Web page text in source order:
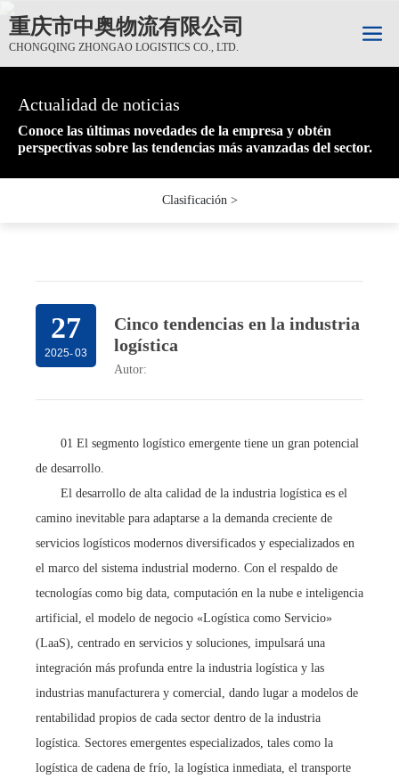
重庆市中奥物流有限公司
CHONGQING ZHONGAO LOGISTICS CO., LTD.
Actualidad de noticias
Conoce las últimas novedades de la empresa y obtén
perspectivas sobre las tendencias más avanzadas del sector.
Actualidad de noticias
Conoce las últimas novedades de la empresa y obtén
perspectivas sobre las tendencias más avanzadas del sector.
Actualidad de noticias
Conoce las últimas novedades de la empresa y obtén
perspectivas sobre las tendencias más avanzadas del sector.
Clasificación >
27
2025-03
Cinco tendencias en la industria
logística
Autor:
01 El segmento logístico emergente tiene un gran potencial
de desarrollo.
El desarrollo de alta calidad de la industria logística es el
camino inevitable para adaptarse a la demanda creciente de
servicios logísticos modernos diversificados y especializados en
el marco del sistema industrial moderno. Con el respaldo de
tecnologías como big data, computación en la nube e inteligencia
artificial, el modelo de negocio «Logística como Servicio»
(LaaS), centrado en servicios y soluciones, impulsará una
integración más profunda entre la industria logística y las
industrias manufacturera y comercial, dando lugar a modelos de
rentabilidad propios de cada sector dentro de la industria
logística. Sectores emergentes especializados, tales como la
logística de cadena de frío, la logística inmediata, el transporte